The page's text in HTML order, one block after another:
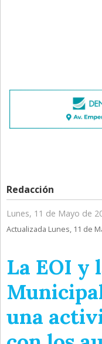
Redacción
Lunes, 11 de Mayo de
Actualizada Lunes, 11 de
La EOI y
una